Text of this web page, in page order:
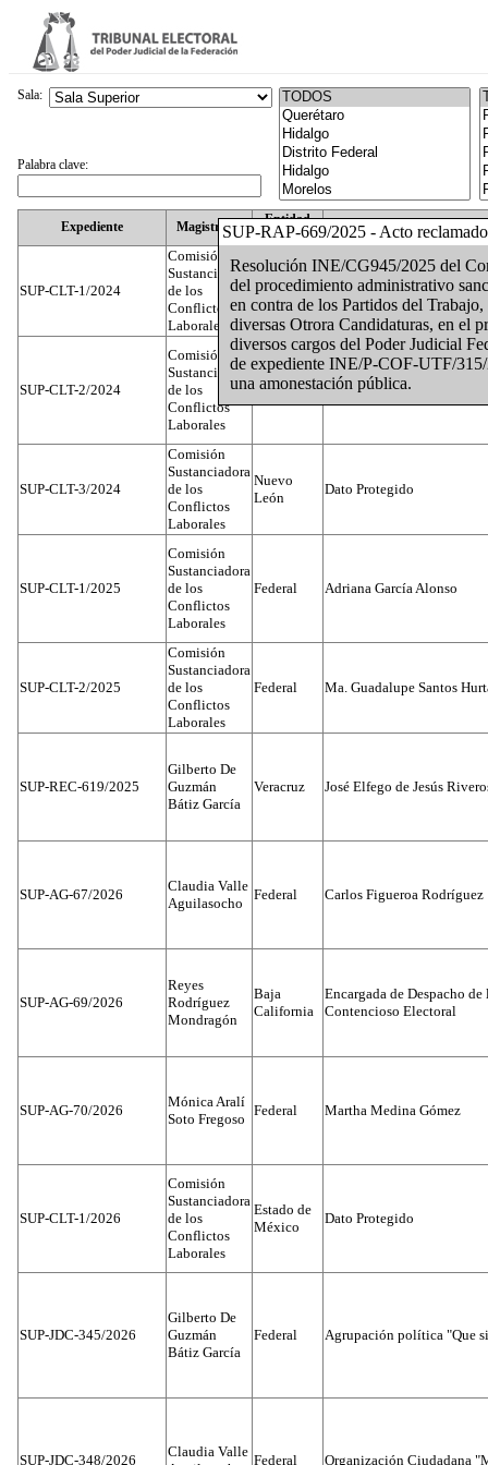
SUP-RAP-669/2025 - Acto reclamado
Resolución INE/CG945/2025 del
del procedimiento administrativo
en contra de los Partidos del
diversas Otrora Candidaturas, en el
diversos cargos del Poder Judicial
de expediente INE/P-COF-UTF/
una amonestación pública.
Expediente Magistrado
Entidad
Federativa
SUP-CLT-1/2024
Comisión
Sustanciadora
de los
Conflictos
Laborales
Federal Juan José Serrato Velasco
SUP-CLT-2/2024
Comisión
Sustanciadora
de los
Conflictos
Laborales
Federal José Luis Muñoz Zambrano
SUP-CLT-3/2024
Comisión
Sustanciadora
de los
Conflictos
Laborales
Nuevo
León
Dato Protegido
SUP-CLT-1/2025
Comisión
Sustanciadora
de los
Conflictos
Laborales
Federal Adriana García Alonso
SUP-CLT-2/2025
Comisión
Sustanciadora
de los
Conflictos
Laborales
Federal Ma. Guadalupe Santos
SUP-REC-619/2025
Gilberto De
Guzmán
Bátiz García
Veracruz José Elfego de Jesús
SUP-AG-67/2026
Claudia Valle
Aguilasocho
Federal Carlos Figueroa Rodríguez
SUP-AG-69/2026
Reyes
Rodríguez
Mondragón
Baja
California
Encargada de Despacho
Contencioso Electoral
SUP-AG-70/2026
Mónica Aralí
Soto Fregoso
Federal Martha Medina Gómez
SUP-CLT-1/2026
Comisión
Sustanciadora
de los
Conflictos
Laborales
Estado de
México
Dato Protegido
SUP-JDC-345/2026
Gilberto De
Guzmán
Bátiz García
Federal Agrupación política "Que
SUP-JDC-348/2026
Claudia Valle
Federal Organización Ciudadana
Sala:
Palabra clave: